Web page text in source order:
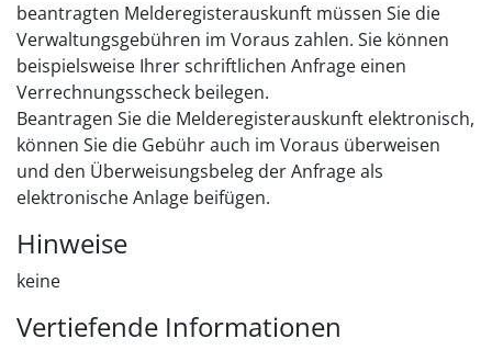
beantragten Melderegisterauskunft müssen Sie die
Verwaltungsgebühren im Voraus zahlen. Sie können
beispielsweise Ihrer schriftlichen Anfrage einen
Verrechnungsscheck beilegen.
Beantragen Sie die Melderegisterauskunft elektronisch,
können Sie die Gebühr auch im Voraus überweisen
und den Überweisungsbeleg der Anfrage als
elektronische Anlage beifügen.
Hinweise
keine
Vertiefende Informationen